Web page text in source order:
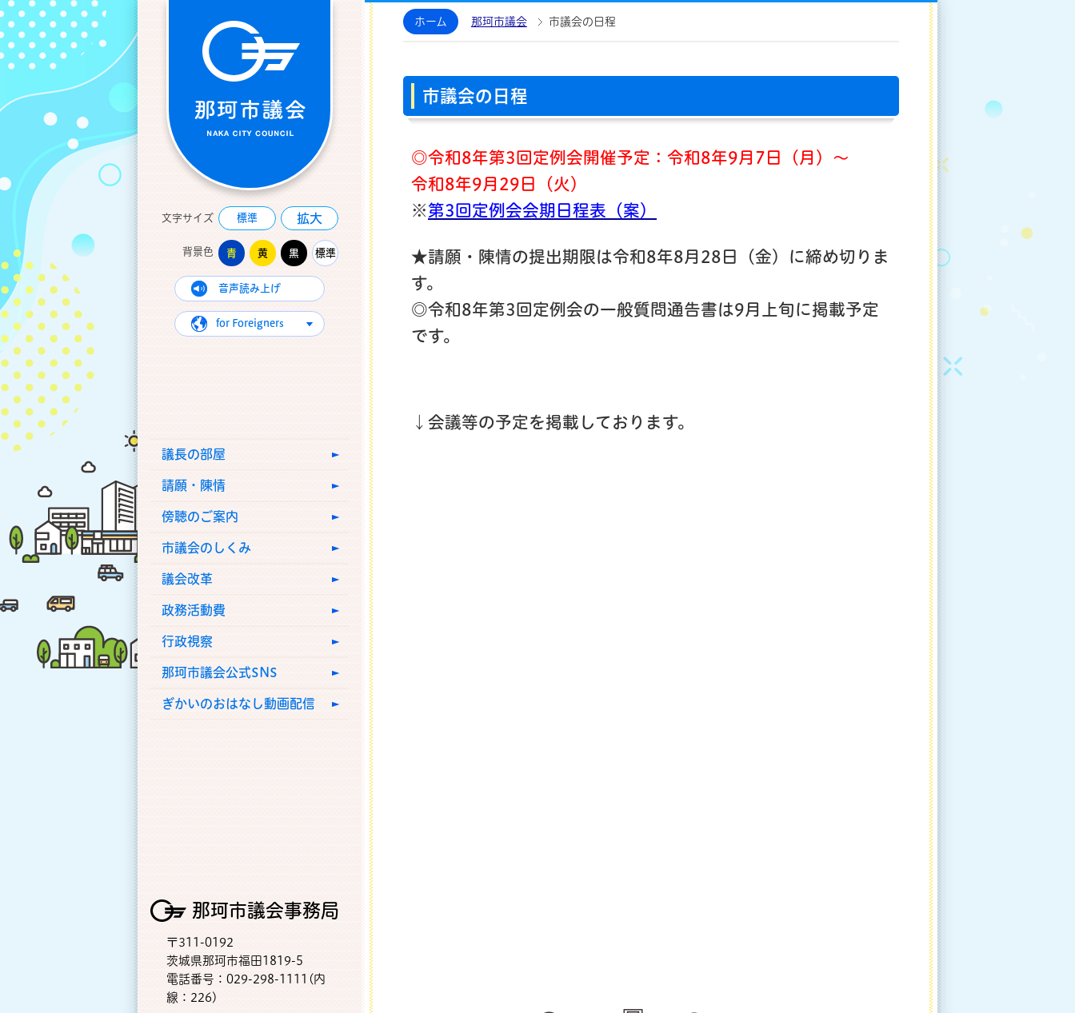
那珂市議会ホームページ
文字サイズ 標準 拡大
背景色 青 黄 黒 標準
音声読み上げ
for Foreigners
議長の部屋
請願・陳情
傍聴のご案内
市議会のしくみ
議会改革
政務活動費
行政視察
那珂市議会公式SNS
ぎかいのおはなし動画配信
那珂市議会事務局
〒311-0192
茨城県那珂市福田1819-5
電話番号：029-298-1111(内
線：226)
ホーム 那珂市議会 市議会の日程
市議会の日程
◎令和8年第3 回定例会開催予定：令和8年9月7 日（月）～
令和8年9月29日（火）
※ 第3回定例会会期日程表（案）
★請願・陳情の提出期限は令和8年8月28日（金）に締め切りま
す。
◎令和8年第3回 定例会の一般質問通告書は9月上旬に掲載予定
です。
↓会議等の予定を掲載しております。